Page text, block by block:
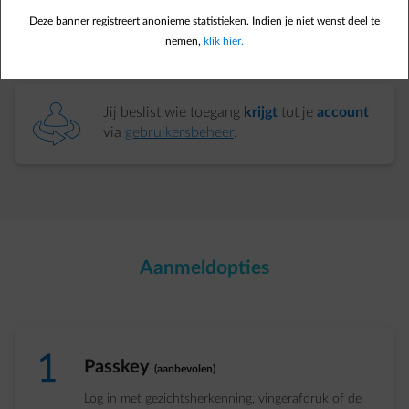
element-lock-closed
Zelfs als je wachtwoord gehackt is, blijft je
element-user-switch Jij beslist wie toegang krijgt tot je account
via gebruikersbeheer
Aanmeldopties
number-1 Passkey (aanbevolen)
Log in met gezichtsherkenning, vingerafdruk of de
Deze banner registreert anonieme statistieken. Indien je niet wenst deel te
nemen, klik hier.